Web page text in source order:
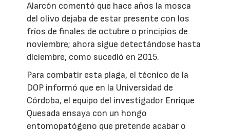
Alarcón comentó que hace años la mosca
del olivo dejaba de estar presente con los
fríos de finales de octubre o principios de
noviembre; ahora sigue detectándose hasta
diciembre, como sucedió en 2015.
Para combatir esta plaga, el técnico de la
DOP informó que en la Universidad de
Córdoba, el equipo del investigador Enrique
Quesada ensaya con un hongo
entomopatógeno que pretende acabar o